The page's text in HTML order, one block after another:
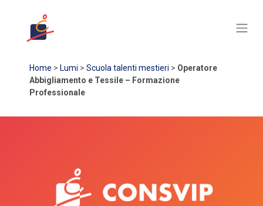
Home > Lumi > Scuola talenti mestieri > Operatore
Abbigliamento e Tessile – Formazione
Professionale